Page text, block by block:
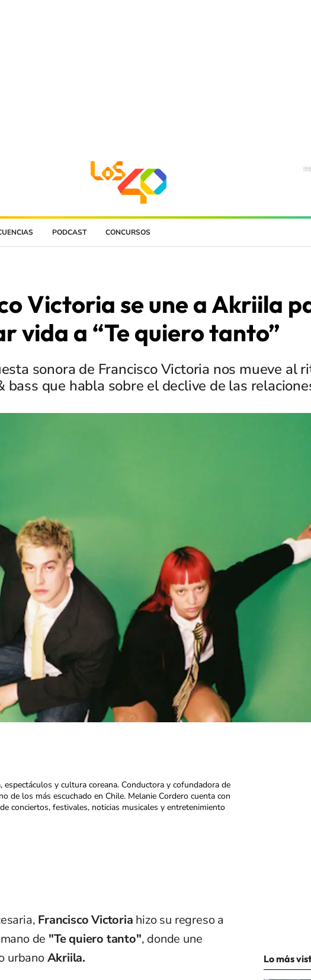
PODCAST CONCURSOS
Victoria se une a Akriila
vida a “Te quiero tanto”
sonora de Francisco Victoria nos mueve al
bass que habla sobre el declive de las
espectáculos y cultura coreana. Conductora y cofundadora de
de los más escuchado en Chile. Melanie Cordero cuenta con
conciertos, festivales, noticias musicales y entretenimiento
Francisco Victoria hizo su regreso a
de "Te quiero tanto", donde une
urbanoAkriila. Lo más